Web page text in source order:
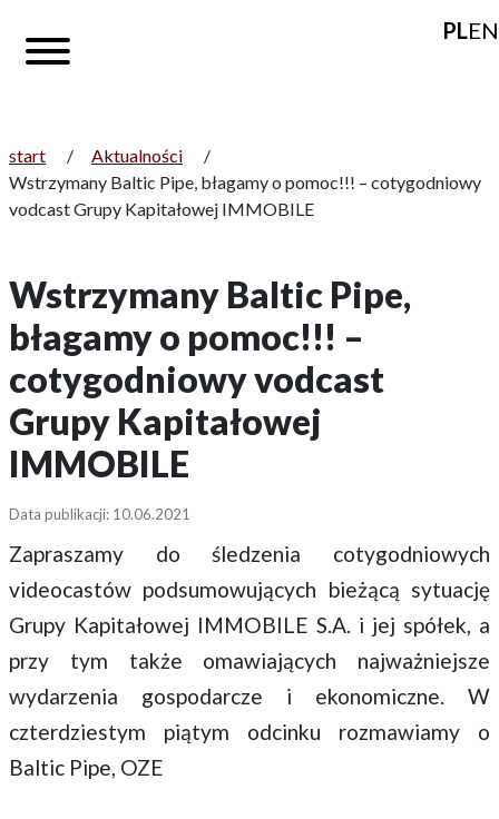
PLEN
start / Aktualności
/
Wstrzymany Baltic Pipe, błagamy o pomoc!!! – cotygodniowy
vodcast Grupy Kapitałowej IMMOBILE
Wstrzymany Baltic Pipe,
błagamy o pomoc!!! –
cotygodniowy vodcast
Grupy Kapitałowej
IMMOBILE
Data publikacji: 10.06.2021
Zapraszamy do śledzenia cotygodniowych
videocastów podsumowujących bieżącą sytuację
Grupy Kapitałowej IMMOBILE S.A. i jej spółek, a
przy tym także omawiających najważniejsze
wydarzenia gospodarcze i ekonomiczne. W
czterdziestym piątym odcinku rozmawiamy o
Baltic Pipe, OZE